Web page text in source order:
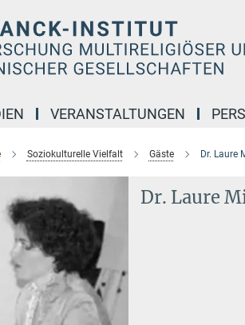
VERANSTALTUNGEN
Soziokulturelle Vielfalt Gäste Dr. Laure
Dr. Laure